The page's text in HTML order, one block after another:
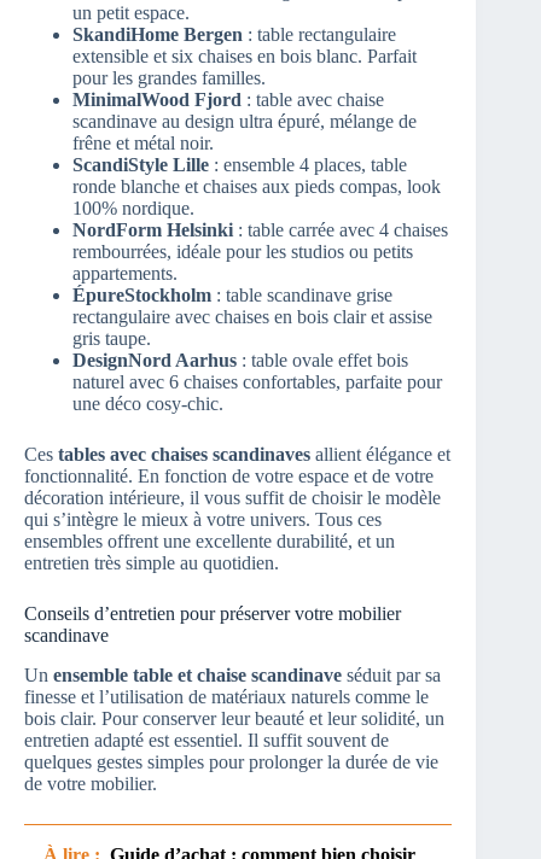
un petit espace.
SkandiHome Bergen : table rectangulaire
extensible et six chaises en bois blanc. Parfait
pour les grandes familles.
MinimalWood Fjord : table avec chaise
scandinave au design ultra épuré, mélange de
frêne et métal noir.
ScandiStyle Lille : ensemble 4 places, table
ronde blanche et chaises aux pieds compas, look
100% nordique.
NordForm Helsinki : table carrée avec 4 chaises
rembourrées, idéale pour les studios ou petits
appartements.
ÉpureStockholm : table scandinave grise
rectangulaire avec chaises en bois clair et assise
gris taupe.
DesignNord Aarhus : table ovale effet bois
naturel avec 6 chaises confortables, parfaite pour
une déco cosy-chic.
Ces tables avec chaises scandinaves allient élégance et
fonctionnalité. En fonction de votre espace et de votre
décoration intérieure, il vous suffit de choisir le modèle
qui s’intègre le mieux à votre univers. Tous ces
ensembles offrent une excellente durabilité, et un
entretien très simple au quotidien.
Conseils d’entretien pour préserver votre mobilier
scandinave
Un ensemble table et chaise scandinave séduit par sa
finesse et l’utilisation de matériaux naturels comme le
bois clair. Pour conserver leur beauté et leur solidité, un
entretien adapté est essentiel. Il suffit souvent de
quelques gestes simples pour prolonger la durée de vie
de votre mobilier.
À lire : Guide d’achat : comment bien choisir